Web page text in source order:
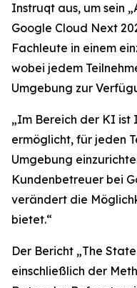
Instruqt aus, um sein
Google Cloud Next
Fachleute in einem
wobei jedem
Umgebung zur
„Im Bereich der KI ist
ermöglicht, für jeden
Umgebung
Kundenbetreuer bei
verändert die
bietet.“
Der Bericht „The
einschließlich der